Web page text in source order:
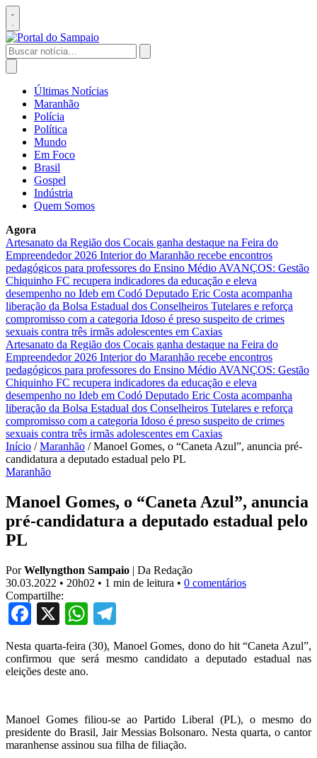
Pular
para
o
conteúdo
Abrir
menu
Buscar
por:
Abrir
buscaÚltimas Notícias
Maranhão
Polícia
Política
Mundo
Em Foco
Brasil
Gospel
Indústria
Quem Somos
Agora
Artesanato da Região dos Cocais ganha destaque na Feira do
Empreendedor 2026 Interior do Maranhão recebe encontros
pedagógicos para professores do Ensino Médio AVANÇOS: Gestão
Chiquinho FC recupera indicadores da educação e eleva
desempenho no Ideb em Codó Deputado Eric Costa acompanha
liberação da Bolsa Estadual dos Conselheiros Tutelares e reforça
compromisso com a categoria Idoso é preso suspeito de crimes
sexuais contra três irmãs adolescentes em Caxias
Artesanato da Região dos Cocais ganha destaque na Feira do
Empreendedor 2026 Interior do Maranhão recebe encontros
pedagógicos para professores do Ensino Médio AVANÇOS: Gestão
Chiquinho FC recupera indicadores da educação e eleva
desempenho no Ideb em Codó Deputado Eric Costa acompanha
liberação da Bolsa Estadual dos Conselheiros Tutelares e reforça
compromisso com a categoria Idoso é preso suspeito de crimes
sexuais contra três irmãs adolescentes em Caxias
Início / Maranhão / Manoel Gomes, o “Caneta Azul”, anuncia pré-
candidatura a deputado estadual pelo PL
Maranhão
Manoel Gomes, o “Caneta Azul”, anuncia
pré-candidatura a deputado estadual pelo
PL
PorWellyngthon Sampaio | Da Redação
30.03.2022 • 20h02 • 1 min de leitura • 0 comentários
Compartilhe:
Facebook
X WhatsApp
Nesta quarta-feira (30), Manoel Gomes, dono do hit “Caneta Azul”,
confirmou que será mesmo candidato a deputado estadual nas
eleições deste ano.
Manoel Gomes filiou-se ao Partido Liberal (PL), o mesmo do
presidente do Brasil, Jair Messias Bolsonaro. Nesta quarta, o cantor
maranhense assinou sua filha de filiação.